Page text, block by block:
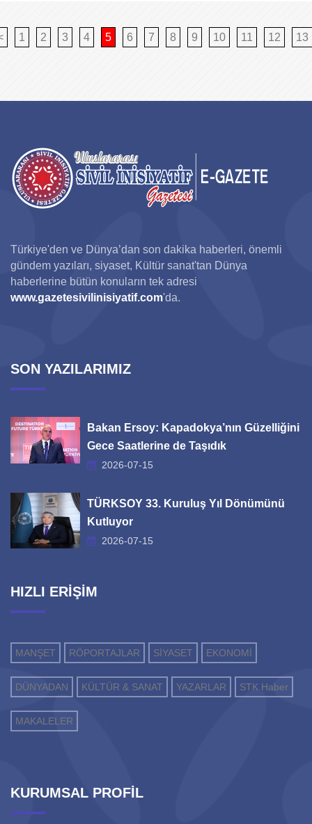
1 2 3 4 5 6 7 8 9 10 11 12 13
Türkiye'den ve Dünya’dan son dakika haberleri, önemli
gündem yazıları, siyaset, Kültür sanat'tan Dünya
haberlerine bütün konuların tek adresi
www.gazetesivilinisiyatif.com'da.
SON YAZILARIMIZ
Bakan Ersoy: Kapadokya’nın Güzelliğini
Gece Saatlerine de Taşıdık
2026-07-15
TÜRKSOY 33. Kuruluş Yıl Dönümünü
Kutluyor
2026-07-15
HIZLI ERİŞİM
MANŞET RÖPORTAJLAR SİYASET EKONOMİ
DÜNYADAN KÜLTÜR & SANAT YAZARLAR STK Haber
MAKALELER
KURUMSAL PROFİL